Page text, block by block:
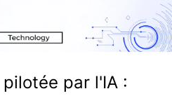
par l'IA :